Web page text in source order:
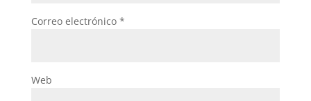
Correo electrónico *
Web